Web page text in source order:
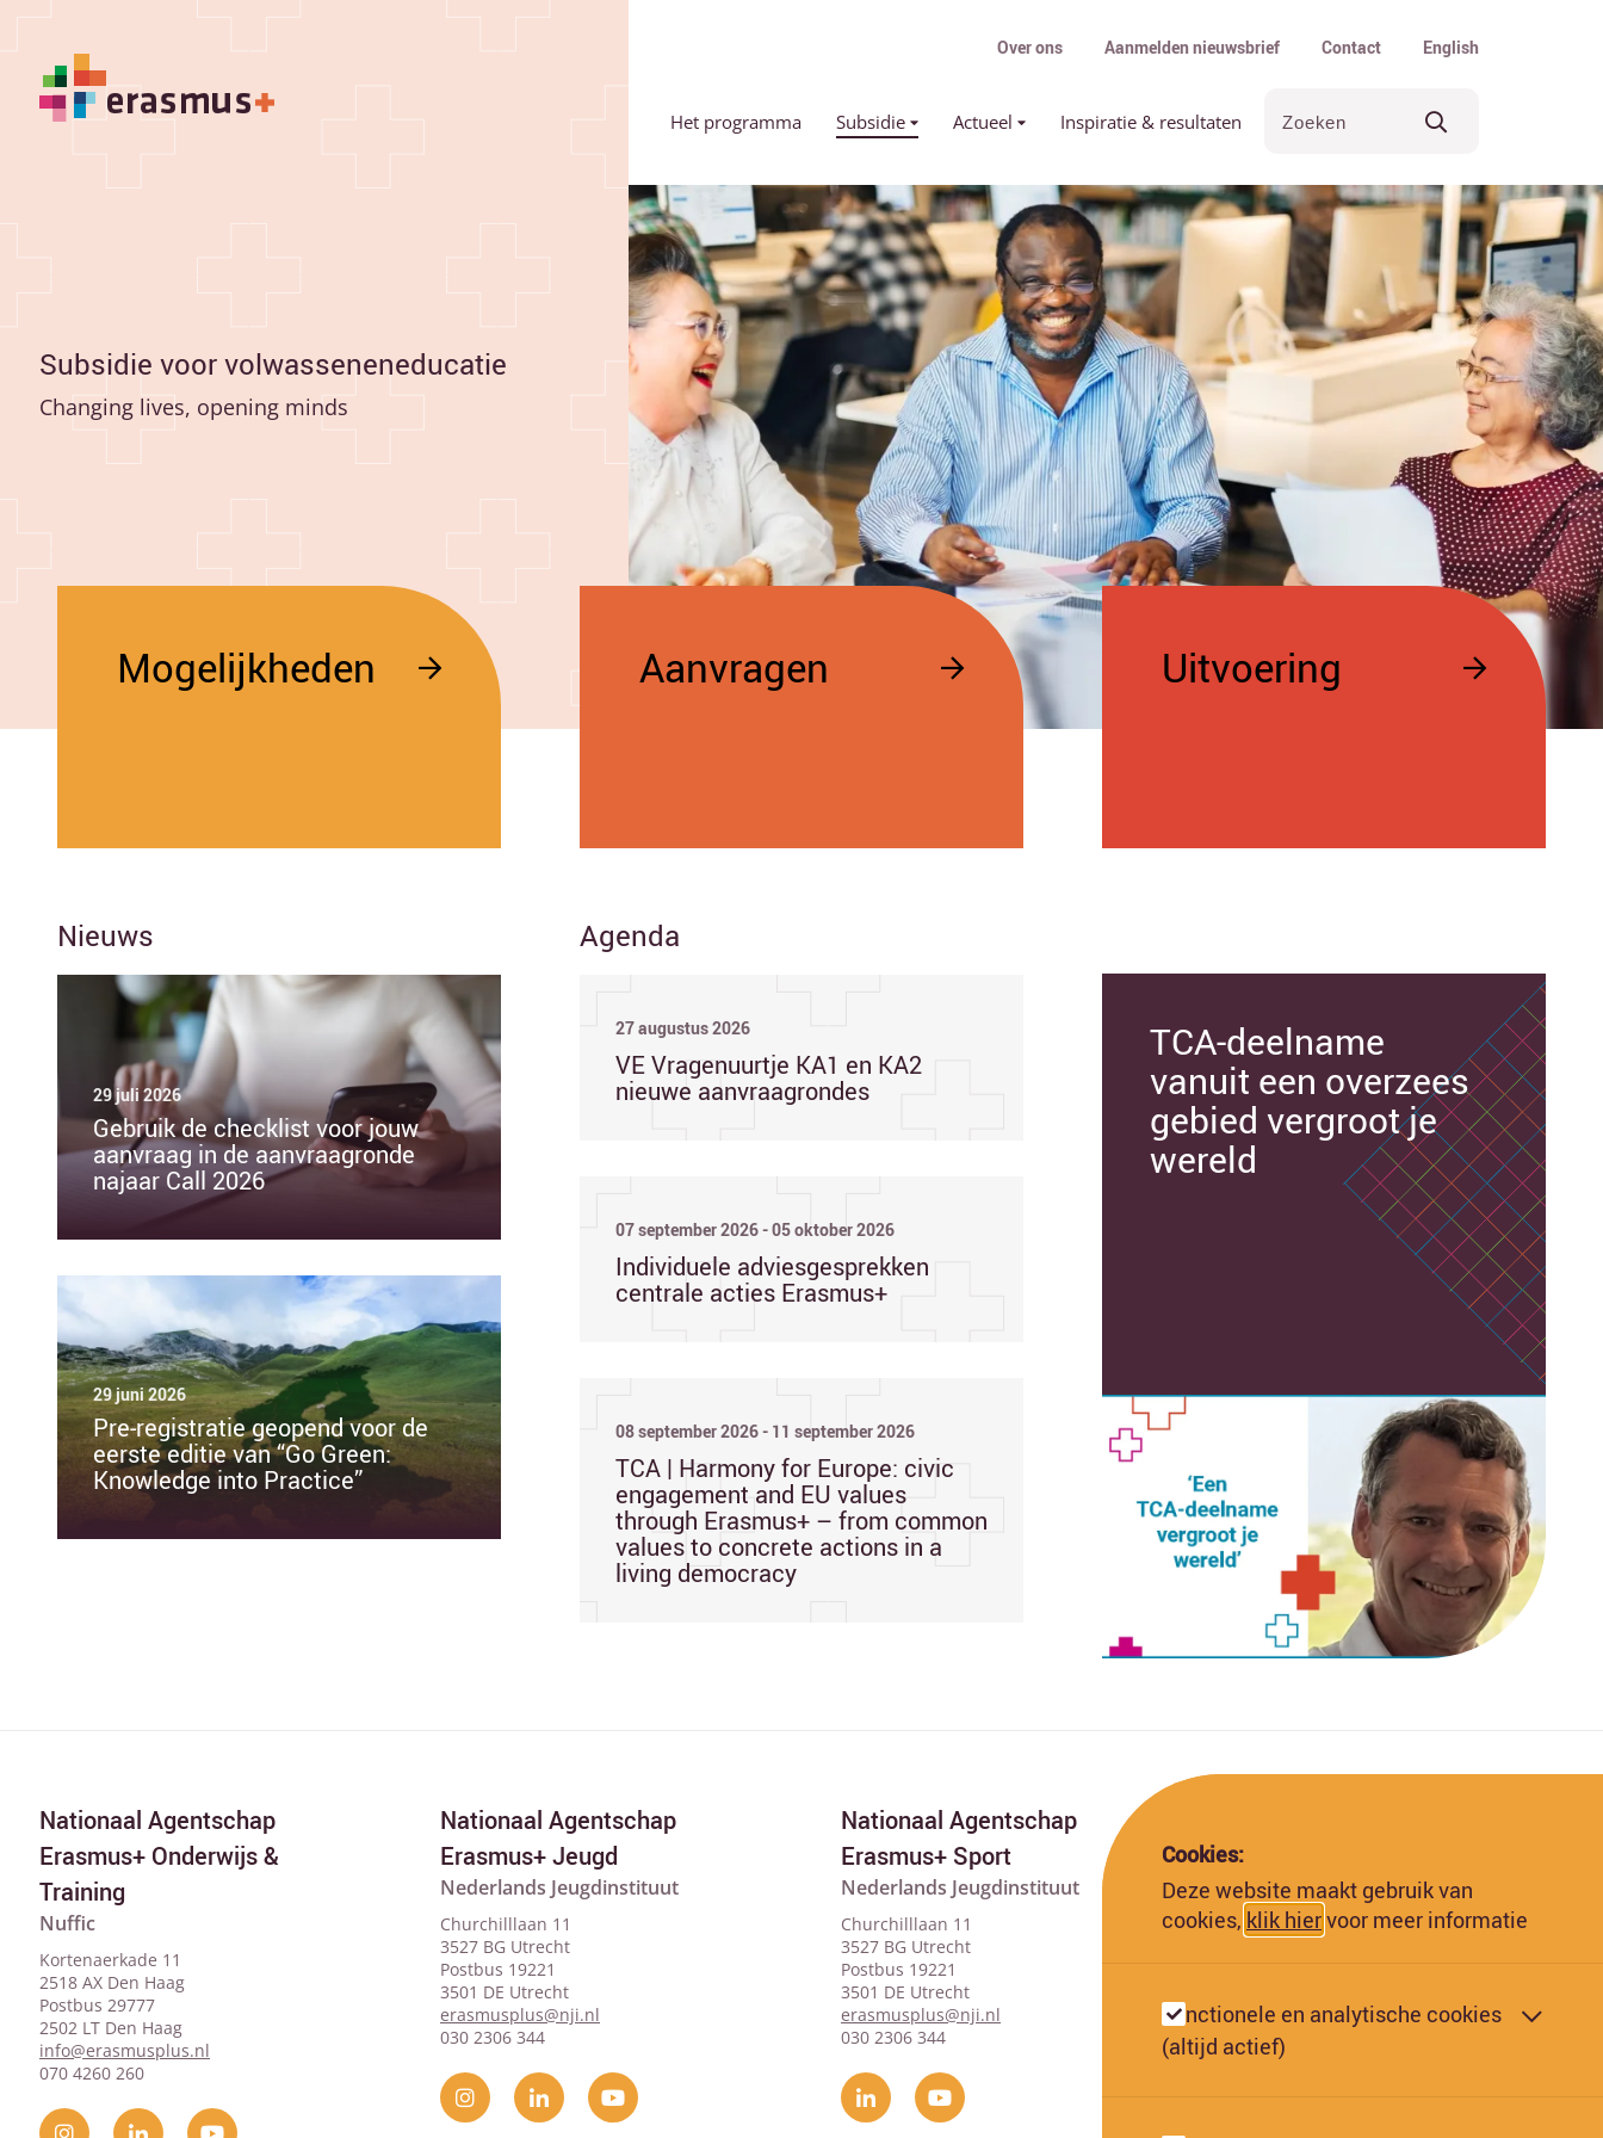
Primair menu
Over ons Aanmelden nieuwsbrief Contact English
Het programma Subsidie Actueel Inspiratie & resultaten
Subsidie voor volwasseneneducatie
Changing lives, opening minds
Mogelijkheden Aanvragen Uitvoering
Nieuws
29 juli 2026
Gebruik de checklist voor jouw
aanvraag in de aanvraagronde
najaar Call 2026
29 juni 2026
Pre-registratie geopend voor de
eerste editie van “Go Green:
Knowledge into Practice”
Agenda
27 augustus 2026
VE Vragenuurtje KA1 en KA2
nieuwe aanvraagrondes
07 september 2026 - 05 oktober 2026
Individuele adviesgesprekken
centrale acties Erasmus+
08 september 2026 - 11 september 2026
TCA | Harmony for Europe: civic
engagement and EU values
through Erasmus+ – from common
values to concrete actions in a
living democracy
TCA-deelname
vanuit een overzees
gebied vergroot je
wereld
Nationaal Agentschap
Erasmus+ Onderwijs &
Training
Nuffic
Kortenaerkade 11
2518 AX Den Haag
Postbus 29777
2502 LT Den Haag
info@erasmusplus.nl
070 4260 260
Nationaal Agentschap
Erasmus+ Jeugd
Nederlands Jeugdinstituut
Churchilllaan 11
3527 BG Utrecht
Postbus 19221
3501 DE Utrecht
erasmusplus@nji.nl
030 2306 344
Nationaal Agentschap
Erasmus+ Sport
Nederlands Jeugdinstituut
Churchilllaan 11
3527 BG Utrecht
Postbus 19221
3501 DE Utrecht
erasmusplus@nji.nl
030 2306 344
Deze website is gefinancierd met subsidie van
de Europese Commissie. De Europese
Commissie kan niet aansprakelijk worden
Cookies:
Deze website maakt gebruik van
cookies, klik hiervoor meer informatie
Functionele en analytische cookies
(altijd actief)